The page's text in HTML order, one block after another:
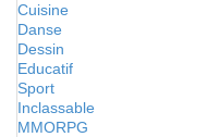
Cuisine
Danse
Dessin
Educatif
Sport
Inclassable
MMORPG